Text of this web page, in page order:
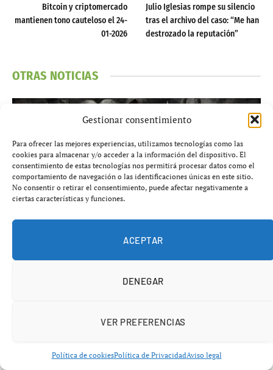
Gestionar consentimiento
Para ofrecer las mejores experiencias, utilizamos tecnologías como las
cookies para almacenar y/o acceder a la información del dispositivo. El
consentimiento de estas tecnologías nos permitirá procesar datos como el
comportamiento de navegación o las identificaciones únicas en este sitio.
No consentir o retirar el consentimiento, puede afectar negativamente a
ciertas características y funciones.
ACEPTAR
DENEGAR
VER PREFERENCIAS
Política de cookiesPolítica de PrivacidadAviso legal
Bitcoin y criptomercado
mantienen tono cauteloso el 24-
01-2026
Julio Iglesias rompe su silencio
tras el archivo del caso: “Me han
destrozado la reputación”
OTRAS NOTICIAS
Horóscopo Negro jueves 9 de abril de 2026